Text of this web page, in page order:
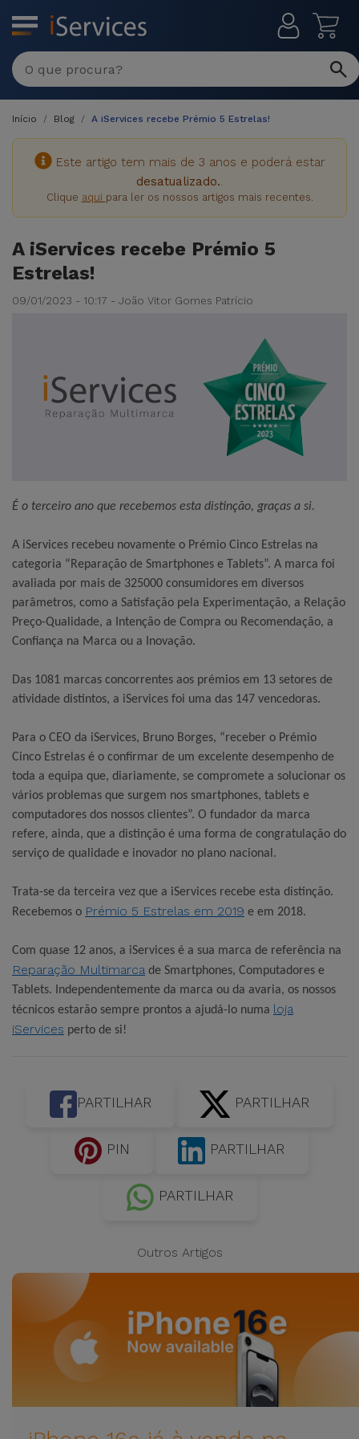
MENU
Início Blog A iServices recebe Prémio 5 Estrelas!
Este artigo tem mais de 3 anos e poderá estar
desatualizado..
Clique aqui para ler os nossos artigos mais recentes.
A iServices recebe Prémio 5
Estrelas!
09/01/2023 - 10:17 - João Vitor Gomes Patrício
É o terceiro ano que recebemos esta distinção, graças a si.
A iServices recebeu novamente o Prémio Cinco Estrelas na
categoria “Reparação de Smartphones e Tablets”. A marca foi
avaliada por mais de 325000 consumidores em diversos
parâmetros, como a Satisfação pela Experimentação, a Relação
Preço-Qualidade, a Intenção de Compra ou Recomendação, a
Confiança na Marca ou a Inovação.
Das 1081 marcas concorrentes aos prémios em 13 setores de
atividade distintos, a iServices foi uma das 147 vencedoras.
Para o CEO da iServices, Bruno Borges, “receber o Prémio
Cinco Estrelas é o confirmar de um excelente desempenho de
toda a equipa que, diariamente, se compromete a solucionar os
vários problemas que surgem nos smartphones, tablets e
computadores dos nossos clientes”. O fundador da marca
refere, ainda, que a distinção é uma forma de congratulação do
serviço de qualidade e inovador no plano nacional.
Trata-se da terceira vez que a iServices recebe esta distinção.
Recebemos o Prémio 5 Estrelas em 2019 e em 2018.
Com quase 12 anos, a iServices é a sua marca de referência na
Reparação Multimarca de Smartphones, Computadores e
Tablets. Independentemente da marca ou da avaria, os nossos
técnicos estarão sempre prontos a ajudá-lo numa loja
iServices perto de si!
PARTILHAR PARTILHAR
PIN PARTILHAR
PARTILHAR
Outros Artigos